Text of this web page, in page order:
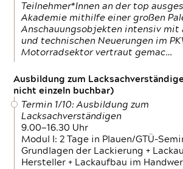
Teilnehmer*Innen an der top
Akademie mithilfe einer großen
Anschauungsobjekten intensiv mit
und technischen Neuerungen im
Motorradsektor vertraut gemac…
Ausbildung zum
nicht einzeln buchbar)
Termin 1/10: Ausbildung zum
Lacksachverständigen
9.00—16.30 Uhr
Modul I: 2 Tage in Plauen/GTÜ-
Grundlagen der Lackierung +
Hersteller + Lackaufbau im